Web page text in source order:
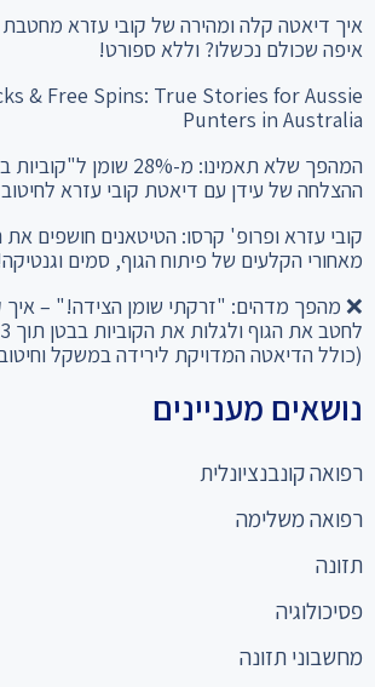
איך דיאטה קלה ומהירה של קובי עזרא
איפה שכולם נכשלו? וללא ספורט!
& Free Spins: True Stories for Aussie
Punters in Australia
המהפך שלא תאמינו: מ-28%
ההצלחה של עידן עם דיאטת קובי עזרא
קובי עזרא ופרופ' קרסו: הטיטאנים חושפים
מאחורי הקלעים של פיתוח הגוף, סמים
❌ מהפך מדהים: "זרקתי שומן הצידה!" – איך
(כולל הדיאטה המדויקת לירידה במשקל
נושאים מעניינים
רפואה קונבנציונלית
רפואה משלימה
תזונה
פסיכולוגיה
מחשבוני תזונה